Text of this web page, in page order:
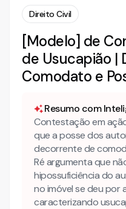
CONTESTAÇÃO EM
1 - PRELIMINAR DE MÉRITO
a) DA JUSTIÇA
2 – DOS FATOS
Direito Civil
[Modelo] de
de Usucapião |
Comodato e
Resumo com
Contestação em
que a posse dos
decorrente de
Ré argumenta que
hipossuficiência do
no imóvel se deu por
caracterizando